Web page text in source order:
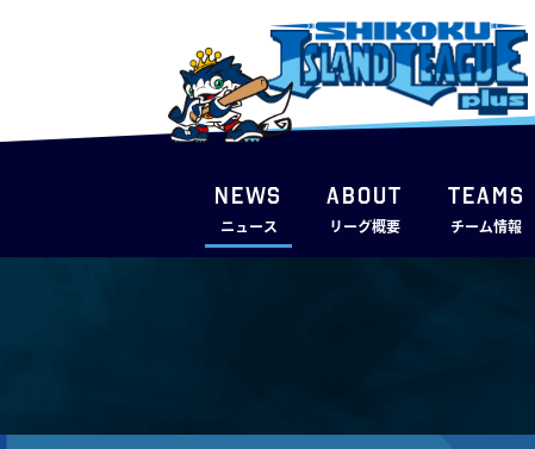
NEWS
ニュース
ABOUT
リーグ概要
TEAMS
チーム情報